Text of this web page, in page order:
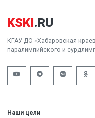
KSKI.RU
КГАУ ДО «Хабаровская
паралимпийского и
Наши цели